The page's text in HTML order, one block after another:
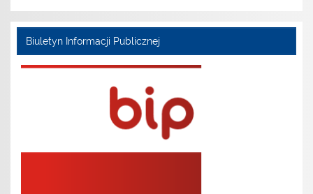
Biuletyn Informacji Publicznej